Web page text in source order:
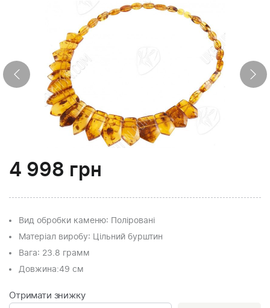
4 998 грн
Вид обробки каменю: Поліровані
Матеріал виробу: Цільний бурштин
Вага: 23.8 грамм
Довжина:49 см
Отримати знижку